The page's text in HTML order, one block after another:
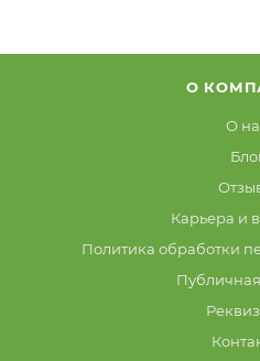
О
О
Карьера и
Политика обработки